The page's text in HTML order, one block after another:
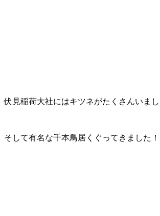
伏見稲荷大社にはキツネがたくさんいまし
そして有名な千本鳥居くぐってきました！